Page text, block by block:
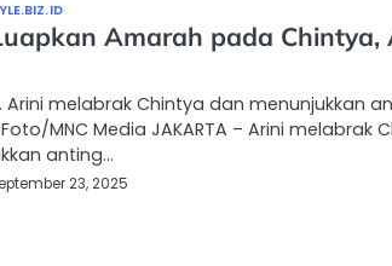
Amarah pada Chintya,
melabrak Chintya dan menunjukkan
MNC Media JAKARTA – Arini melabrak
anting…
23, 2025